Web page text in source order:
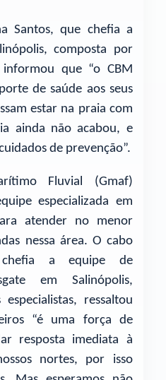
Santos, que chefia a
composta por
que “o CBM
de saúde aos seus
estar na praia com
ainda não acabou, e
de prevenção”.
Fluvial (Gmaf)
especializada em
atender no menor
nessa área. O cabo
a equipe de
em Salinópolis,
ressaltou
“é uma força de
resposta imediata à
nortes, por isso